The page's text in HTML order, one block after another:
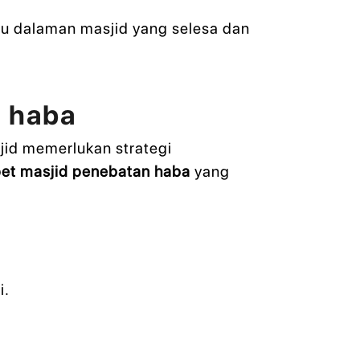
dalaman masjid yang selesa dan
memerlukan strategi
masjid penebatan haba yang